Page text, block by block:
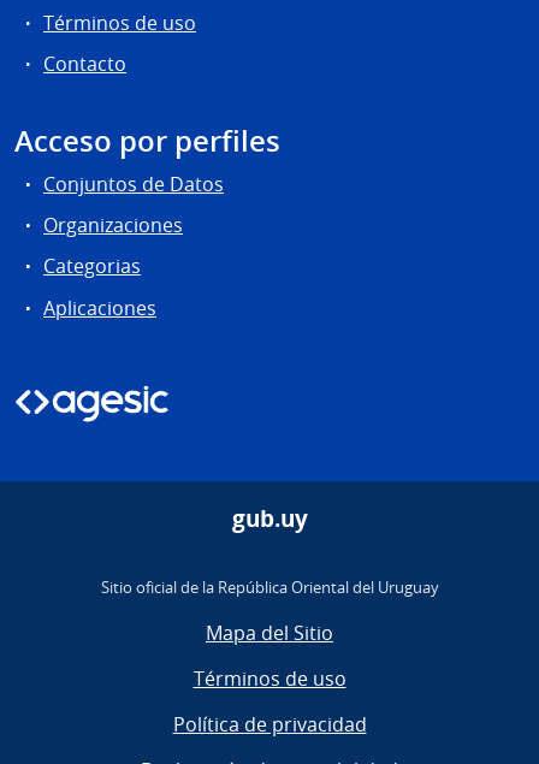
Términos de uso
Contacto
Acceso por perfiles
Conjuntos de Datos
Organizaciones
Categorias
Aplicaciones
gub.uy
Sitio oficial de la República Oriental del Uruguay
Mapa del Sitio
Términos de uso
Política de privacidad